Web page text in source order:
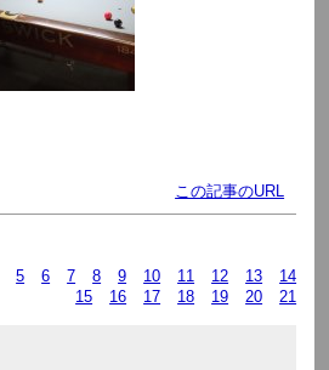
この記事のURL
5 6 7 8 9 10 11 12 13
14
15
16 17 18 19 20 21